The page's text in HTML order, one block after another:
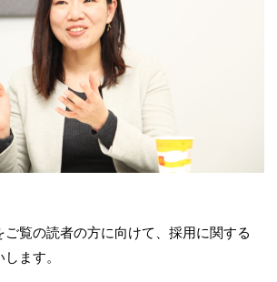
覧の読者の方に向けて、採用に関する
ます。